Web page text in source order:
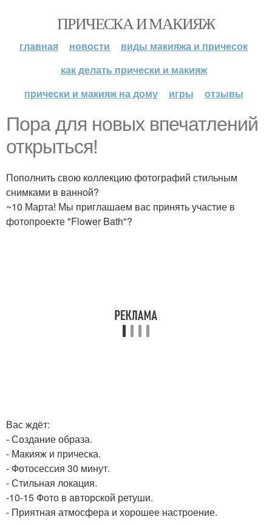
ПРИЧЕСКА И МАКИЯЖ
главная новости
виды макияжа и причесок
как делать прически и макияж
прически и макияж на дому
игры отзывы
Пора для новых впечатлений
открыться!
Пополнить свою коллекцию фотографий стильным
снимками в ванной?
~10 Марта! Мы приглашаем вас принять участие в
фотопроекте "Flower Bath"?
Вас ждёт:
- Создание образа.
- Макияж и прическа.
- Фотосессия 30 минут.
- Стильная локация.
-10-15 Фото в авторской ретуши.
- Приятная атмосфера и хорошее настроение.